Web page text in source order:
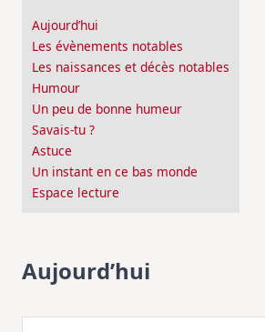
Aujourd’hui
Les évènements notables
Les naissances et décès notables
Humour
Un peu de bonne humeur
Savais-tu ?
Astuce
Un instant en ce bas monde
Espace lecture
Aujourd’hui